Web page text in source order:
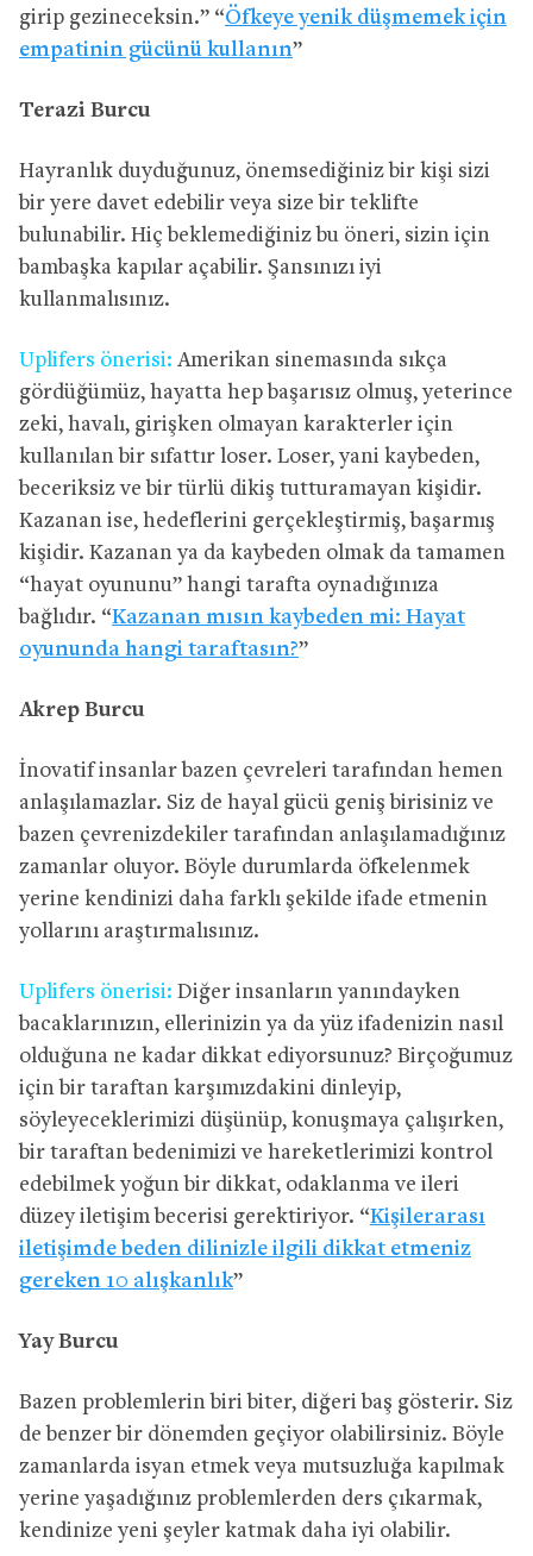
girip gezineceksin.” “Öfkeye yenik düşmemek için
empatinin gücünü kullanın”
Terazi Burcu
Hayranlık duyduğunuz, önemsediğiniz bir kişi sizi
bir yere davet edebilir veya size bir teklifte
bulunabilir. Hiç beklemediğiniz bu öneri, sizin için
bambaşka kapılar açabilir. Şansınızı iyi
kullanmalısınız.
Uplifers önerisi: Amerikan sinemasında sıkça
gördüğümüz, hayatta hep başarısız olmuş, yeterince
zeki, havalı, girişken olmayan karakterler için
kullanılan bir sıfattır loser. Loser, yani kaybeden,
beceriksiz ve bir türlü dikiş tutturamayan kişidir.
Kazanan ise, hedeflerini gerçekleştirmiş, başarmış
kişidir. Kazanan ya da kaybeden olmak da tamamen
“hayat oyununu” hangi tarafta oynadığınıza
bağlıdır. “Kazanan mısın kaybeden mi: Hayat
oyununda hangi taraftasın?”
Akrep Burcu
İnovatif insanlar bazen çevreleri tarafından hemen
anlaşılamazlar. Siz de hayal gücü geniş birisiniz ve
bazen çevrenizdekiler tarafından anlaşılamadığınız
zamanlar oluyor. Böyle durumlarda öfkelenmek
yerine kendinizi daha farklı şekilde ifade etmenin
yollarını araştırmalısınız.
Uplifers önerisi: Diğer insanların yanındayken
bacaklarınızın, ellerinizin ya da yüz ifadenizin nasıl
olduğuna ne kadar dikkat ediyorsunuz? Birçoğumuz
için bir taraftan karşımızdakini dinleyip,
söyleyeceklerimizi düşünüp, konuşmaya çalışırken,
bir taraftan bedenimizi ve hareketlerimizi kontrol
edebilmek yoğun bir dikkat, odaklanma ve ileri
düzey iletişim becerisi gerektiriyor. “Kişilerarası
iletişimde beden dilinizle ilgili dikkat etmeniz
gereken 10 alışkanlık”
Yay Burcu
Bazen problemlerin biri biter, diğeri baş gösterir. Siz
de benzer bir dönemden geçiyor olabilirsiniz. Böyle
zamanlarda isyan etmek veya mutsuzluğa kapılmak
yerine yaşadığınız problemlerden ders çıkarmak,
kendinize yeni şeyler katmak daha iyi olabilir.